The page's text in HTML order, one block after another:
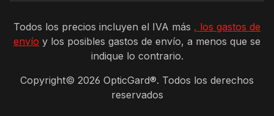
Todos los precios incluyen el IVA más , los gastos de
envío y los posibles gastos de envío, a menos que se
indique lo contrario.
Copyright© 2026 OpticGard®. Todos los derechos
reservados